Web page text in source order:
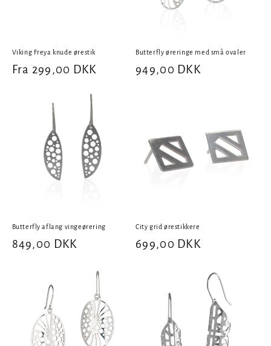
Viking Freya knude ørestik
Normalpris
Fra 299,00 DKK
Butterfly øreringe med små ovaler
Normalpris
949,00 DKK
Butterfly aflang vingeørering
Normalpris
849,00 DKK
City grid ørestikkere
Normalpris
699,00 DKK